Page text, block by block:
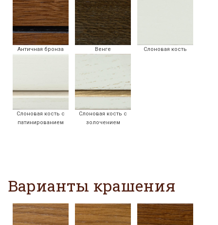
Античная бронза Венге Слоновая кость
Слоновая кость с
патинированием
Слоновая кость с
золочением
Варианты крашения